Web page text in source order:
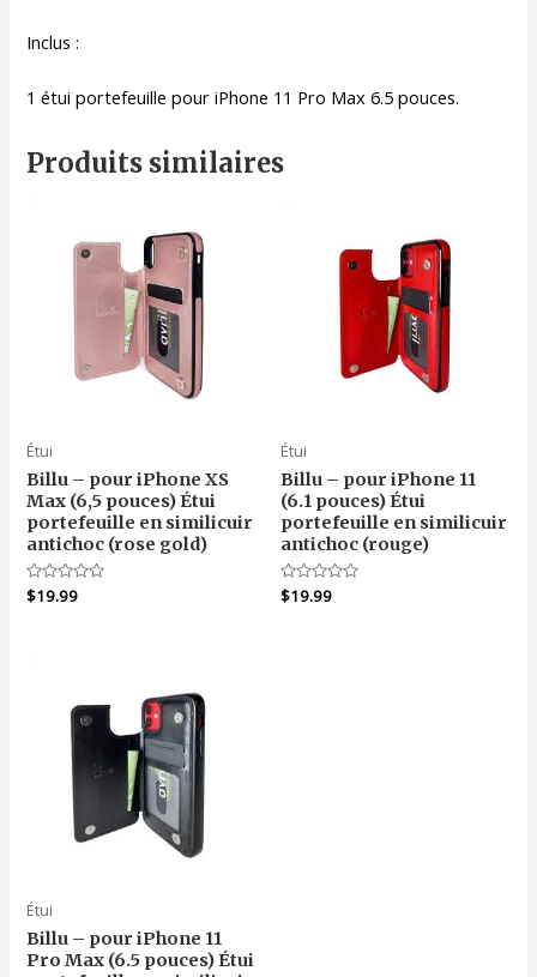
Inclus :
1 étui portefeuille pour iPhone 11 Pro Max 6.5 pouces.
Produits similaires
Étui
Billu – pour iPhone XS
Max (6,5 pouces) Étui
portefeuille en similicuir
antichoc (rose gold)
Note
0
$19.99
Étui
Billu – pour iPhone 11
(6.1 pouces) Étui
portefeuille en similicuir
antichoc (rouge)
Note
0
$19.99
Étui
Billu – pour iPhone 11
Pro Max (6.5 pouces) Étui